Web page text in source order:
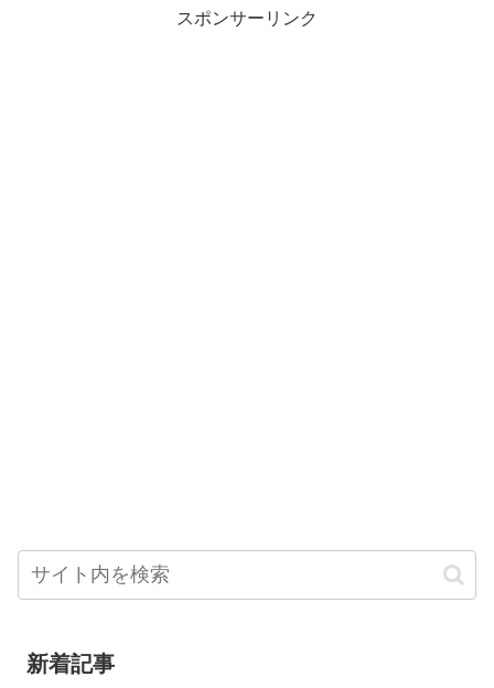
スポンサーリンク
新着記事